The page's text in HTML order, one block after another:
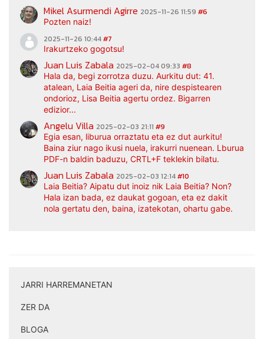
Mikel Asurmendi Agirre 2025-11-26 11:59 #6
Pozten naiz!
2025-11-26 10:44#7
Irakurtzeko gogotsu!
Juan Luis Zabala 2025-02-04 09:33 #8
Hala da, begi zorrotza duzu. Aurkitu dut: 41.
atalean, Laia Beitia ageri da, nire despistearen
ondorioz, Lisa Beitia agertu ordez. Bigarren
edizior...
Angelu Villa 2025-02-03 21:11 #9
Egia esan, liburua orraztatu eta ez dut aurkitu!
Baina ziur nago ikusi nuela, irakurri nuenean. Lburua
PDF-n baldin baduzu, CRTL+F teklekin bilatu.
Juan Luis Zabala 2025-02-03 12:14#10
Laia Beitia? Aipatu dut inoiz nik Laia Beitia? Non?
Hala izan bada, ez daukat gogoan, eta ez dakit
nola gertatu den, baina, izatekotan, ohartu gabe.
JARRI HARREMANETAN
ZER DA
BLOGA